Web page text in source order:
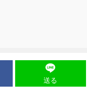
送る